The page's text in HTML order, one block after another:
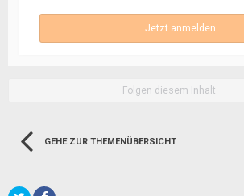
Jetzt anmelden
Folgen diesem Inhalt
GEHE ZUR THEMENÜBERSICHT